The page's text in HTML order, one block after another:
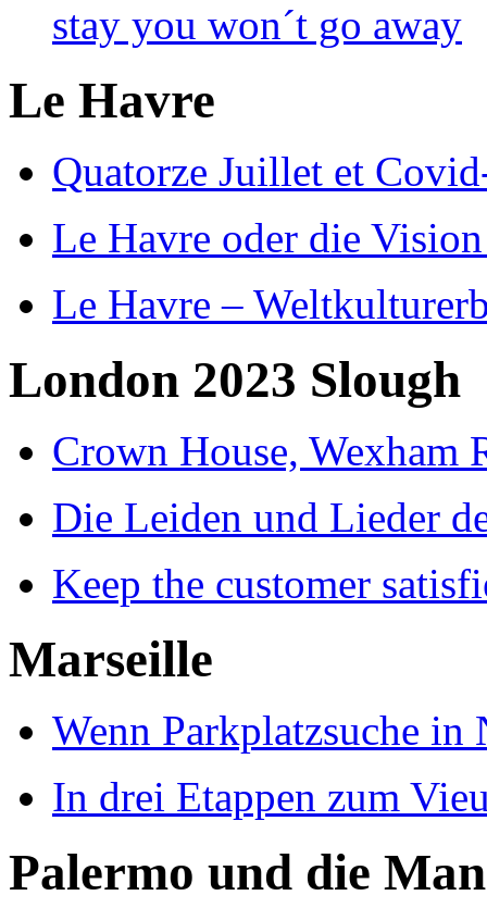
stay you won´t go away
Le Havre
Quatorze Juillet et
Le Havre oder die
Le Havre –
London 2023 Slough
Crown House, Wexham
Die Leiden und Lieder
Keep the customer
Marseille
Wenn Parkplatzsuche
In drei Etappen zum
Palermo und die